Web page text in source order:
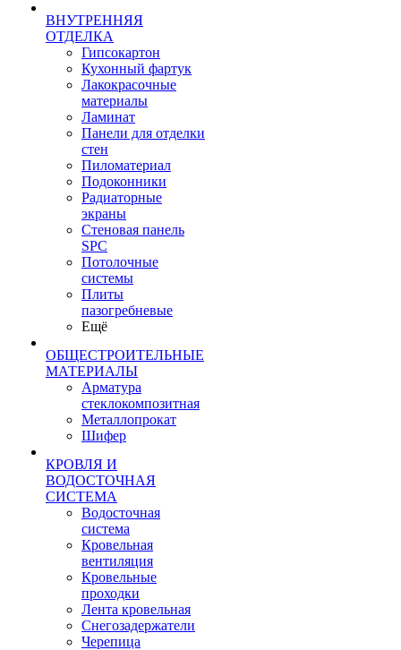
ВНУТРЕННЯЯ
ОТДЕЛКА
Гипсокартон
Кухонный фартук
Лакокрасочные
материалы
Ламинат
Панели для отделки
стен
Пиломатериал
Подоконники
Радиаторные
экраны
Стеновая панель
SPC
Потолочные
системы
Плиты
пазогребневые
Ещё
ОБЩЕСТРОИТЕЛЬНЫЕ
МАТЕРИАЛЫ
Арматура
стеклокомпозитная
Металлопрокат
Шифер
КРОВЛЯ И
ВОДОСТОЧНАЯ
СИСТЕМА
Водосточная
система
Кровельная
вентиляция
Кровельные
проходки
Лента кровельная
Снегозадержатели
Черепица